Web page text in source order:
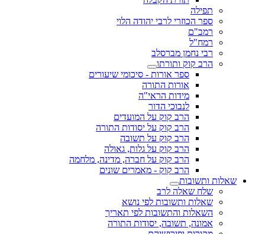
תפילה
ספר הכוזרי לרבי יהודה הלוי
רמב"ם
רמח"ל
רבי נחמן מברסלב
הרב קוק ותורתו
ספר אורות - סיכומי שיעורים
אורות התורה
מידות הראי"ה
לנבוכי הדור
הרב קוק על המועדים
הרב קוק על יסודות התורה
הרב קוק על תשובה
הרב קוק על גלות, גאולה
הרב קוק על חברה, מדינה, מלחמה
הרב קוק - מאמרים שונים
שאלות ותשובות
שלח שאלה לרב
שאלות ותשובות לפי נושא
השאלות והתשובות לפי תאריך
אמונה, תשובה, יסודות התורה